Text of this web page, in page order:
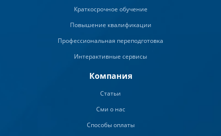
Краткосрочное обучение
Повышение квалификации
Профессиональная переподготовка
Интерактивные сервисы
Компания
Статьи
Сми о нас
Способы оплаты